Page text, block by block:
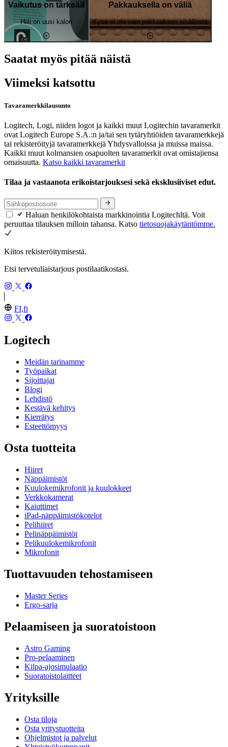
Vaikutus on tärkeää
Hiili on uusi kalori
Pakkauksella on väliä
Kyse ei ole vain pakkauksen sisällöstä
Saatat myös pitää näistä
Viimeksi katsottu
Tavaramerkkilausunto
Logitech, Logi, niiden logot ja kaikki muut Logitechin tavaramerkit
ovat Logitech Europe S.A.:n ja/tai sen tytäryhtiöiden tavaramerkkejä
tai rekisteröityjä tavaramerkkejä Yhdysvalloissa ja muissa maissa.
Kaikki muut kolmansien osapuolten tavaramerkit ovat omistajiensa
omaisuutta. Katso kaikki tavaramerkit
Tilaa ja vastaanota erikoistarjouksesi sekä eksklusiiviset edut.
Haluan henkilökohtaista markkinointia Logitechltä. Voit
peruuttaa tilauksen milloin tahansa. Katso tietosuojakäytäntömme.
Kiitos rekisteröitymisestä.
Etsi tervetuliaistarjous postilaatikostasi.
FI,fi
Logitech
Meidän tarinamme
Työpaikat
Sijoittajat
Blogi
Lehdistö
Kestävä kehitys
Kierrätys
Esteettömyys
Osta tuotteita
Hiiret
Näppäimistöt
Kuulokemikrofonit ja kuulokkeet
Verkkokamerat
Kaiuttimet
iPad-näppäimistökotelot
Pelihiiret
Pelinäppäimistöt
Pelikuulokemikrofonit
Mikrofonit
Tuottavuuden tehostamiseen
Master Series
Ergo-sarja
Pelaamiseen ja suoratoistoon
Astro Gaming
Pro-pelaaminen
Kilpa-ajosimulaatio
Suoratoistolaitteet
Yrityksille
Osta tiloja
Osta yritystuotteita
Ohjelmistot ja palvelut